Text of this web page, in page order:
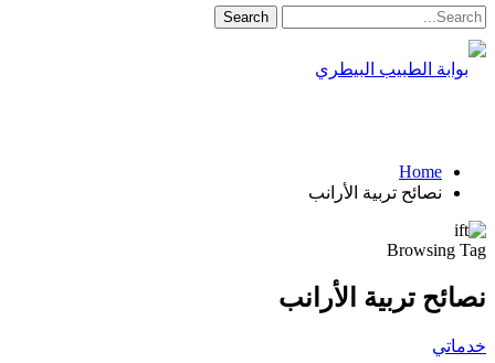
Home
نصائح تربية الأرانب
Browsing Tag
نصائح تربية الأرانب
خدماتي